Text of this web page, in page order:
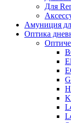
Для
Амуниция
Оптика